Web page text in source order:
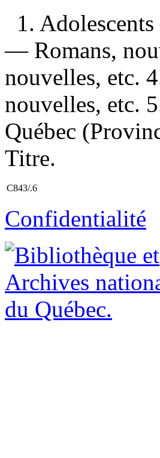
1.
— Romans,
nouvelles, etc.
nouvelles, etc.
Québec
Titre.
C843/.6
Confidentialité